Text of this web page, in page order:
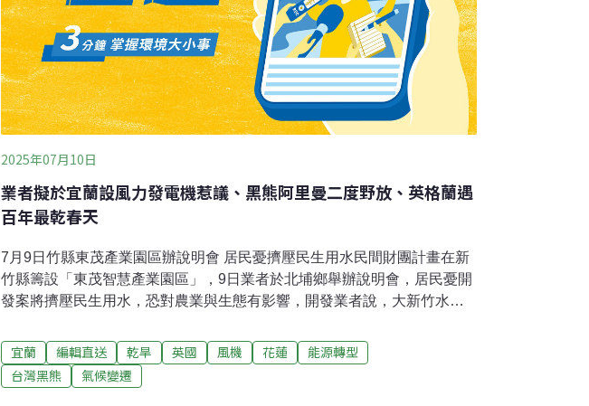
2025年07月10日
業者擬於宜蘭設風力發電機惹議、黑熊阿里曼二度野放、英格蘭遇
百年最乾春天
7月9日竹縣東茂產業園區辦說明會 居民憂擠壓民生用水民間財團計畫在新
竹縣籌設「東茂智慧產業園區」，9日業者於北埔鄉舉辦說明會，居民憂開
發案將擠壓民生用水，恐對農業與生態有影響，開發業者說，大新竹水資
民眾跳腳「台東不要、宜蘭也不要」宜蘭海岸線優美，卻傳出宜風電力公
司籌備處計畫設置風力發電廠，五結及蘇澳長達7公里海岸將被插上14部風
力發電機，儘管業者解釋尚未定案，但已引爆抗議，縣議員謝燦輝跳腳
宜蘭 編輯直送 乾旱 英國 風機 花蓮
能源轉型
台灣黑熊
氣候變遷